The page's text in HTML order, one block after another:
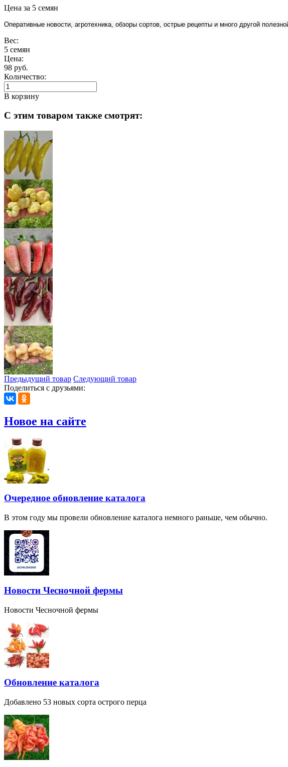
Цена за 5 семян
Оперативные новости, агротехника, обзоры сортов, острые рецепты и много другой
Вес:
5 семян
Цена:
98 руб.
Количество:
В корзину
С этим товаром также смотрят:
Предыдущий товар Следующий товар
Поделиться с друзьями:
Новое на сайте
Очередное обновление каталога
В этом году мы провели обновление каталога немного раньше, чем обычно.
Новости Чесночной фермы
Новости Чесночной фермы
Обновление каталога
Добавлено 53 новых сорта острого перца